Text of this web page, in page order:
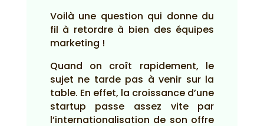
Voilà une question qui donne du
fil à retordre à bien des équipes
marketing !
Quand on croît rapidement, le
sujet ne tarde pas à venir sur la
table. En effet, la croissance d’une
startup passe assez vite par
l’internationalisation de son offre